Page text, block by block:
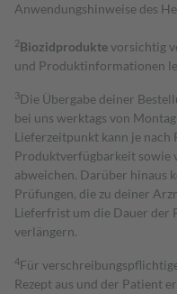
Anwendungshinweise des
2Biozidproduktevorsichtig
und Produktinformationen
3Die Übergabe deiner
bei uns werktags von
Lieferzeitpunkt kann je nach
Produktverfügbarkeit sowie
abweichen. Darüber hinaus
Prüfungen, die zu deiner
Lieferfrist um die Dauer der
verlängern.
4Für
Rezept aus und der Patient